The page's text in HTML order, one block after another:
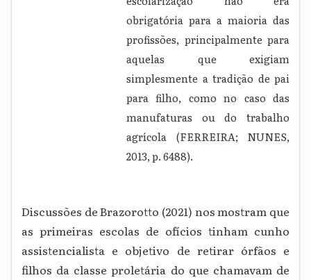
obrigatória para a maioria das
profissões, principalmente para
aquelas que exigiam
simplesmente a tradição de pai
para filho, como no caso das
manufaturas ou do trabalho
agrícola (FERREIRA; NUNES,
2013, p. 6488).
Discussões de Brazorotto (2021) nos mostram que
as primeiras escolas de ofícios tinham cunho
assistencialista e objetivo de retirar órfãos e
filhos da classe proletária do que chamavam de